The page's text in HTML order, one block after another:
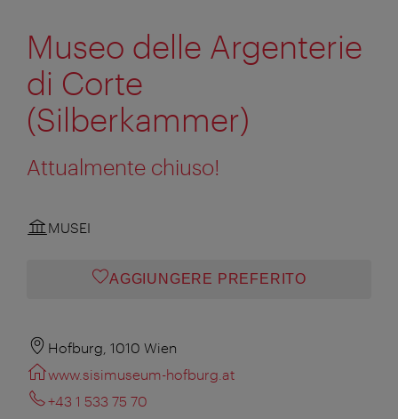
Museo delle Argenterie
di Corte
(Silberkammer)
Attualmente chiuso!
MUSEI
AGGIUNGERE PREFERITO
Hofburg, 1010 Wien
www.sisimuseum-hofburg.at
+43 1 533 75 70